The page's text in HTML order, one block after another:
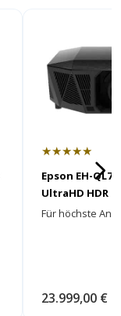
★★★★★
Epson EH-
UltraHD HDR
Für höchste
23.999,00 €